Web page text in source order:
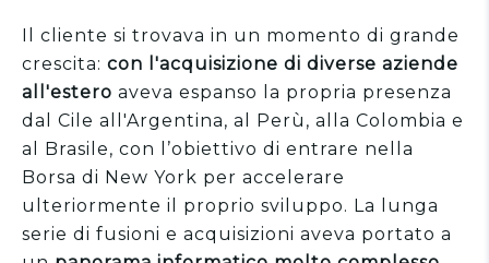
Il cliente si trovava in un momento di grande
crescita: con l'acquisizione di diverse aziende
all'estero aveva espanso la propria presenza
dal Cile all'Argentina, al Perù, alla Colombia e
al Brasile, con l’obiettivo di entrare nella
Borsa di New York per accelerare
ulteriormente il proprio sviluppo. La lunga
serie di fusioni e acquisizioni aveva portato a